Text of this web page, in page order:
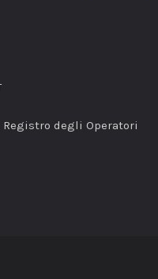
degli Operatori